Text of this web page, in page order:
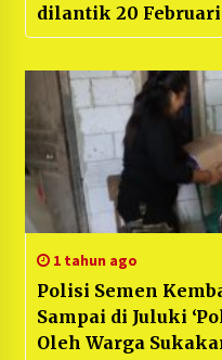
dilantik 20 Februari
1 tahun ago
Polisi Semen
Sampai di Juluki
Oleh Warga